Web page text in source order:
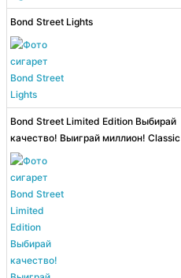
Bond Street Lights
Bond Street Limited Edition Выбирай
качество! Выиграй миллион! Classic